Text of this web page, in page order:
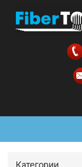
Категории